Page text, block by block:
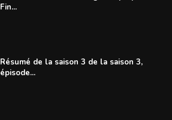
Fin...
Résumé de la saison 3 de la saison 3,
épisode...